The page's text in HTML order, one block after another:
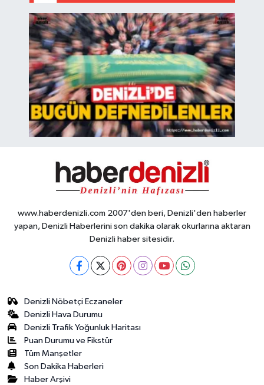
www.haberdenizli.com 2007'den beri, Denizli'den haberler
yapan, Denizli Haberlerini son dakika olarak okurlarına aktaran
Denizli haber sitesidir.
Denizli Nöbetçi Eczaneler
Denizli Hava Durumu
Denizli Trafik Yoğunluk Haritası
Puan Durumu ve Fikstür
Tüm Manşetler
Son Dakika Haberleri
Haber Arşivi